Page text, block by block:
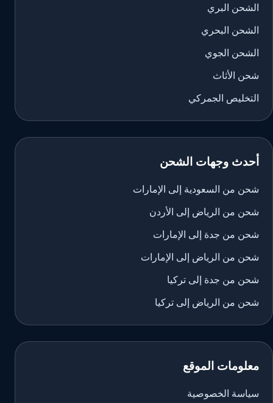
الشحن البري
الشحن البحري
الشحن الجوي
شحن الأثاث
التخليص الجمركي
أحدث وجهات الشحن
شحن من السعودية إلى الإمارات
شحن من الرياض إلى الأردن
شحن من جدة إلى الإمارات
شحن من الرياض إلى الإمارات
شحن من جدة إلى تركيا
شحن من الرياض إلى تركيا
معلومات الموقع
سياسة الخصوصية